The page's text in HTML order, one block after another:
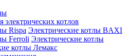
котлов
Rispa Электрические котлы BAXI
Ferroli Электрические котлы
котлы Лемакс